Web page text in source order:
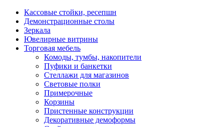
Кассовые стойки, ресепшн
Демонстрационные столы
Зеркала
Ювелирные витрины
Торговая мебель
Комоды, тумбы, накопители
Пуфики и банкетки
Стеллажи для магазинов
Световые полки
Примерочные
Корзины
Пристенные конструкции
Декоративные демоформы